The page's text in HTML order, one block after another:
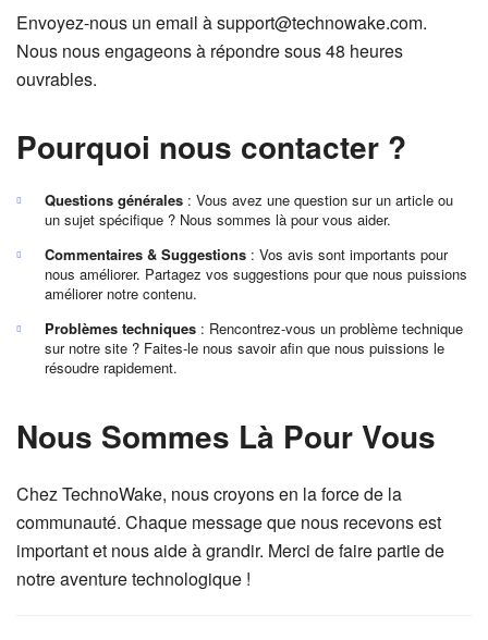
Envoyez-nous un email à support@technowake.com.
Nous nous engageons à répondre sous 48 heures
ouvrables.
Pourquoi nous contacter ?
Questions générales : Vous avez une question sur un article ou
un sujet spécifique ? Nous sommes là pour vous aider.
Commentaires & Suggestions : Vos avis sont importants pour
nous améliorer. Partagez vos suggestions pour que nous puissions
améliorer notre contenu.
Problèmes techniques : Rencontrez-vous un problème technique
sur notre site ? Faites-le nous savoir afin que nous puissions le
résoudre rapidement.
Nous Sommes Là Pour Vous
Chez TechnoWake, nous croyons en la force de la
communauté. Chaque message que nous recevons est
important et nous aide à grandir. Merci de faire partie de
notre aventure technologique !